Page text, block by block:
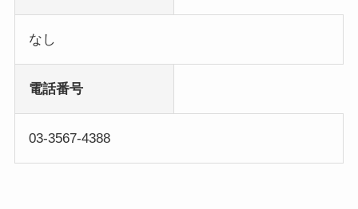
なし
電話番号
03-3567-4388